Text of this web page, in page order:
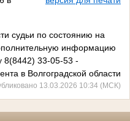
судьи по состоянию на
информацию
8(8442) 33-05-53 -
в Волгоградской области
13.03.2026 10:34 (МСК)